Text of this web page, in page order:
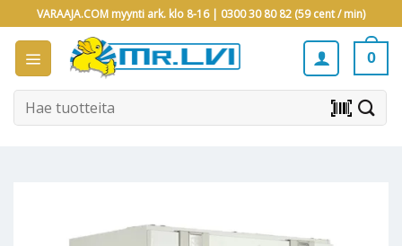
to
content
VARAAJA.COM myynti ark. klo 8-16 | 0300 30 80 82 (59 cent / min)
0
Etsi: barcode_scanner